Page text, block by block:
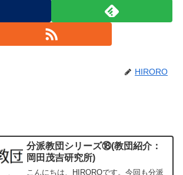
HIRORO
分派教団シリーズ⑱(教団紹介：
岡田茂吉研究所)
こんにちは、HIROROです。今回も分派